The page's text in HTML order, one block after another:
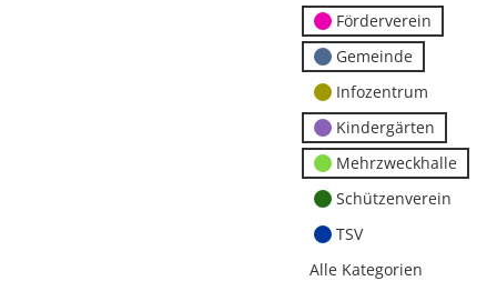
Förderverein
Gemeinde
Infozentrum
Kindergärten
Mehrzweckhalle
Schützenverein
TSV
Alle Kategorien